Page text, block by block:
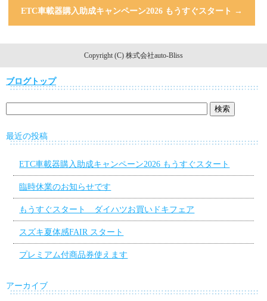
ETC車載器購入助成キャンペーン2026 もうすぐスタート →
Copyright (C) 株式会社auto-Bliss
ブログトップ
最近の投稿
ETC車載器購入助成キャンペーン2026 もうすぐスタート
臨時休業のお知らせです
もうすぐスタート ダイハツお買いドキフェア
スズキ夏体感FAIR スタート
プレミアム付商品券使えます
アーカイブ